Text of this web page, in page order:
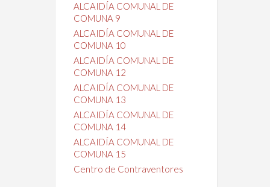
ALCAIDÍA COMUNAL DE
COMUNA 9
ALCAIDÍA COMUNAL DE
COMUNA 10
ALCAIDÍA COMUNAL DE
COMUNA 12
ALCAIDÍA COMUNAL DE
COMUNA 13
ALCAIDÍA COMUNAL DE
COMUNA 14
ALCAIDÍA COMUNAL DE
COMUNA 15
Centro de Contraventores